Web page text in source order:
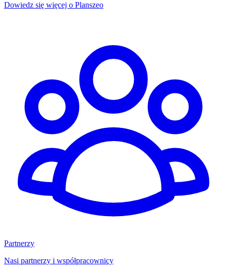
Dowiedz się więcej o Planszeo
Partnerzy
Nasi partnerzy i współpracownicy